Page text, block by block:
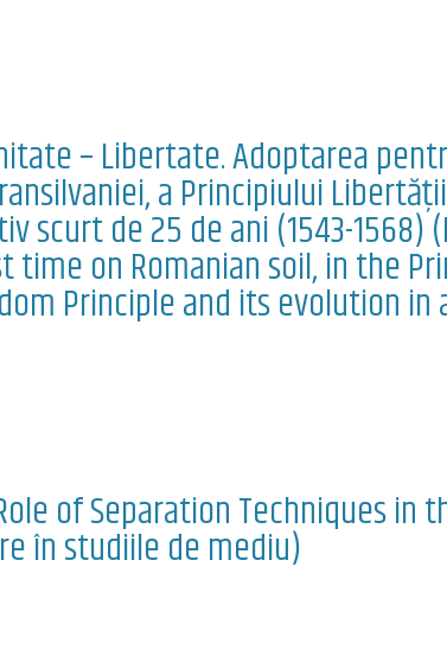
– Libertate. Adoptarea
a Principiului
de 25 de ani (1543-1568)
time on Romanian soil, in the
Principle and its evolution
Role of Separation Techniques
în studiile de mediu)